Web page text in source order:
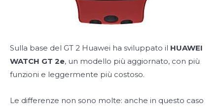
Sulla base del GT 2 Huawei ha sviluppato il HUAWEI
WATCH GT 2e, un modello più aggiornato, con più
funzioni e leggermente più costoso.
Le differenze non sono molte: anche in questo caso